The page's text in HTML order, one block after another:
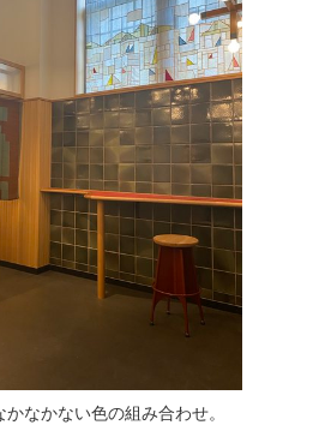
なかない色の組み合わせ。